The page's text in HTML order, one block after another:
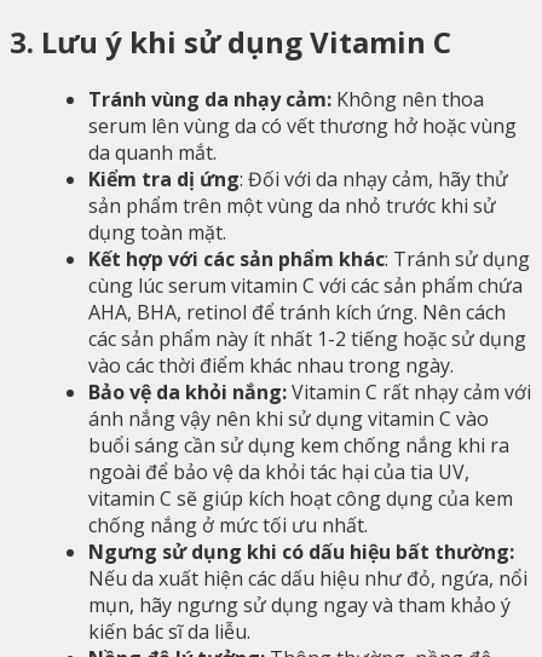
3. Lưu ý khi sử dụng Vitamin C
Tránh vùng da nhạy cảm: Không nên thoa
serum lên vùng da có vết thương hở hoặc vùng
da quanh mắt.
Kiểm tra dị ứng: Đối với da nhạy cảm, hãy thử
sản phẩm trên một vùng da nhỏ trước khi sử
dụng toàn mặt.
Kết hợp với các sản phẩm khác: Tránh sử dụng
cùng lúc serum vitamin C với các sản phẩm chứa
AHA, BHA, retinol để tránh kích ứng. Nên cách
các sản phẩm này ít nhất 1-2 tiếng hoặc sử dụng
vào các thời điểm khác nhau trong ngày.
Bảo vệ da khỏi nắng:Vitamin C rất nhạy cảm với
ánh nắng vậy nên khi sử dụng vitamin C vào
buổi sáng cần sử dụng kem chống nắng khi ra
ngoài để bảo vệ da khỏi tác hại của tia UV,
vitamin C sẽ giúp kích hoạt công dụng của kem
chống nắng ở mức tối ưu nhất.
Ngưng sử dụng khi có dấu hiệu bất thường:
Nếu da xuất hiện các dấu hiệu như đỏ, ngứa, nổi
mụn, hãy ngưng sử dụng ngay và tham khảo ý
kiến bác sĩ da liễu.